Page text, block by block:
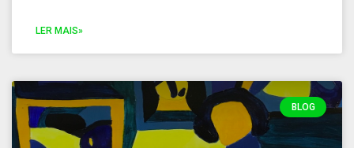
LER MAIS»
BLOG